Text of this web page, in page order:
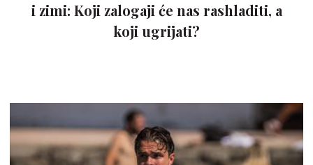
i zimi: Koji zalogaji će nas rashladiti, a
koji ugrijati?